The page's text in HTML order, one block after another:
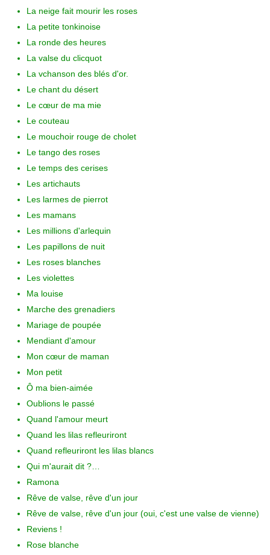
La neige fait mourir les roses
La petite tonkinoise
La ronde des heures
La valse du clicquot
La vchanson des blés d'or.
Le chant du désert
Le cœur de ma mie
Le couteau
Le mouchoir rouge de cholet
Le tango des roses
Le temps des cerises
Les artichauts
Les larmes de pierrot
Les mamans
Les millions d'arlequin
Les papillons de nuit
Les roses blanches
Les violettes
Ma louise
Marche des grenadiers
Mariage de poupée
Mendiant d'amour
Mon cœur de maman
Mon petit
Ô ma bien-aimée
Oublions le passé
Quand l'amour meurt
Quand les lilas refleuriront
Quand refleuriront les lilas blancs
Qui m'aurait dit ?…
Ramona
Rêve de valse, rêve d'un jour
Rêve de valse, rêve d'un jour (oui, c'est une valse de vienne)
Reviens !
Rose blanche